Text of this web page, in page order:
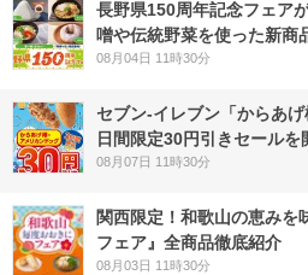
長野県150周年記念フェア
噌や伝統野菜を使った新商
08月04日 11時30分
セブン‐イレブン「からあ
日間限定30円引きセールを
08月07日 11時30分
関西限定！和歌山の恵みを
フェア』全商品徹底紹介
08月03日 11時30分